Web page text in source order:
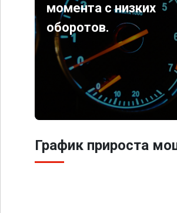
момента с низких
оборотов.
График прироста